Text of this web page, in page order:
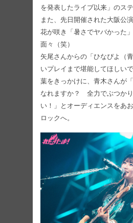
を発表したライブ以来」のス
また、先日開催された大阪公
花が咲き「暑さでヤバかった
面々（笑）
矢尾さんからの「ひなぴよ（
いプレイまで堪能してほしい
葉をきっかけに、青木さんが
なれますか？ 全力でぶつか
い！」とオーディエンスをあ
ロックへ。